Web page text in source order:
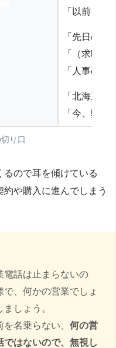
「以前、
「先日の
「（求職
「人事の方
「北海道
「今、弊
り口
るので耳を傾けている
や購入に進んでしまう
電話は止まらないの
、何かの営業でしょ
しょう。
名乗らない、 何の営
はないので、無視し